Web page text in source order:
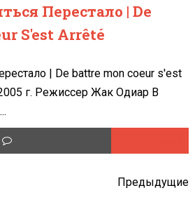
Перестало | De
S'est Arrêté
| De battre mon coeur s'est
г. Режиссер Жак Одиар В
Предыдущие